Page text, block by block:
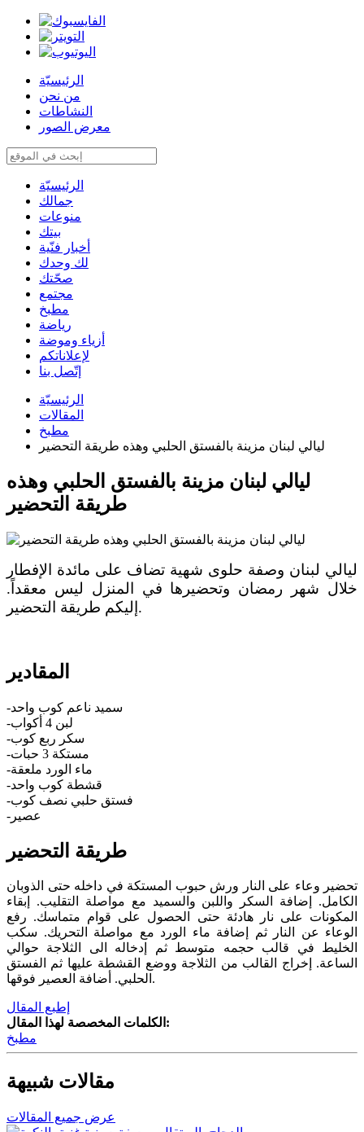
الرئيسيّة
من نحن
النشاطات
معرض الصور
الرئيسيّة
جمالك
منوعات
بيتك
أخبار فنّية
لك وحدك
صحّتك
مجتمع
مطبخ
رياضة
أزياء وموضة
لإعلاناتكم
إتّصل بنا
الرئيسيّة
المقالات
مطبخ
ليالي لبنان مزينة بالفستق الحلبي وهذه طريقة التحضير
ليالي لبنان مزينة بالفستق الحلبي وهذه
طريقة التحضير
ليالي لبنان وصفة حلوى شهية تضاف على مائدة الإفطار
خلال شهر رمضان وتحضيرها في المنزل ليس معقداً.
إليكم طريقة التحضير.
المقادير
-سميد ناعم كوب واحد
-لبن 4 أكواب
-سكر ربع كوب
-مستكة 3 حبات
-ماء الورد ملعقة
-قشطة كوب واحد
-فستق حلبي نصف كوب
-عصير
طريقة التحضير
تحضير وعاء على النار ورش حبوب المستكة في داخله حتى الذوبان
الكامل. إضافة السكر واللبن والسميد مع مواصلة التقليب. إبقاء
المكونات على نار هادئة حتى الحصول على قوام متماسك. رفع
الوعاء عن النار ثم إضافة ماء الورد مع مواصلة التحريك. سكب
الخليط في قالب حجمه متوسط ثم إدخاله الى الثلاجة حوالي
الساعة. إخراج القالب من الثلاجة ووضع القشطة عليها ثم الفستق
الحلبي. أضافة العصير فوقها.
إطبع المقال
الكلمات المخصصة لهذا المقال:
مطبخ
مقالات شبيهة
عرض جميع المقالات